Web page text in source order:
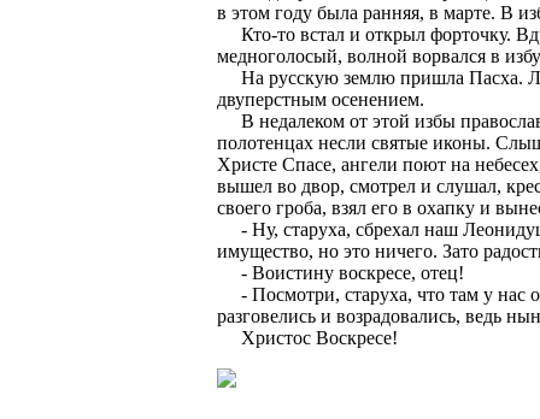
в этом году была ранняя, в марте. В
Кто-то встал и открыл форточку.
медноголосый, волной ворвался в
На русскую землю пришла Пасха.
двуперстным осенением.
В недалеком от этой избы
полотенцах несли святые иконы.
Христе Спасе, ангели поют на
вышел во двор, смотрел и слушал,
своего гроба, взял его в охапку и
- Ну, старуха, сбрехал наш
имущество, но это ничего. Зато
- Воистину воскресе, отец!
- Посмотри, старуха, что там у нас
разговелись и возрадовались, ведь
Христос Воскресе!